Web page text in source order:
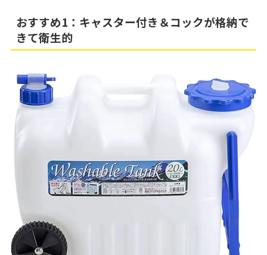
おすすめ1：キャスター付き＆コックが格納で
きて衛生的